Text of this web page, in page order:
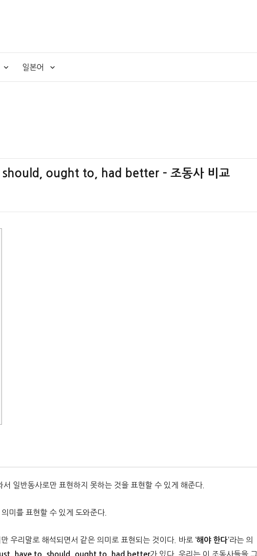
일본어
should, ought to, had better – 조동사 비교
일반동사로만 표현하지 못하는 것을 표현할 수 있게 해준다.
미를 표현할 수 있게 도와준다.
우리말로 해석되면서 같은 의미로 표현되는 것이다. 바로 ‘해야 한다‘라는 의
have to should ought to had better가 있다. 우리는 이 조동사들을 그